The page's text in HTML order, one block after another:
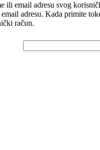
ili email adresu svog
adresu. Kada primite
račun.